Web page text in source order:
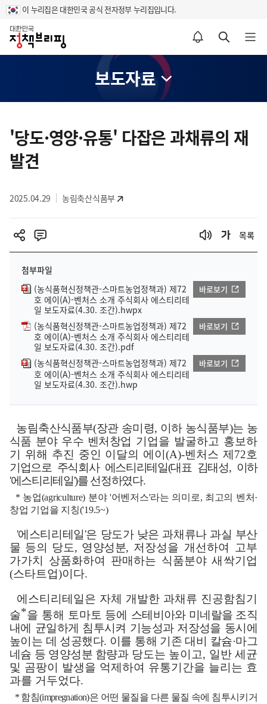
이 누리집은 대한민국 공식 전자정부 누리집입니다.
홈
알림설정 바로가기 검색 바로가기 메뉴 열기
보도자료
텐
영
'당도·영양·유통' 다잡은 과채류의 재
발견
2025.04.29 농림축산식품부
목록
첨부파일
(농식품혁신정책관-스마트농업정책과) 제72
호 에이(A)-벤처스 소개 주식회사 에스티리테
일 보도자료(4.30. 조간).hwpx
바로보기
(농식품혁신정책관-스마트농업정책과) 제72
호 에이(A)-벤처스 소개 주식회사 에스티리테
일 보도자료(4.30. 조간).pdf
바로보기
(농식품혁신정책관-스마트농업정책과) 제72
호 에이(A)-벤처스 소개 주식회사 에스티리테
일 보도자료(4.30. 조간).hwp
바로보기
농림축산식품부(장관 송미령, 이하 농식품부)는 농
식품 분야 우수 벤처창업 기업을 발굴하고 홍보하
기 위해 추진 중인 이달의 에이(A)-벤처스 제72호
기업으로 주식회사 에스티리테일(대표 김태성, 이하
'에스티리테일')를 선정하였다.
* 농업(agriculture) 분야 '어벤저스'라는 의미로, 최고의 벤처·
창업 기업을 지칭('19.5~)
'에스티리테일'은 당도가 낮은 과채류나 과실 부산
물 등의 당도, 영양성분, 저장성을 개선하여 고부
가가치 상품화하여 판매하는 식품분야 새싹기업
(스타트업)이다.
에스티리테일은 자체 개발한 과채류 진공함침기
술*을 통해 토마토 등에 스테비아와 미네랄을 조직
내에 균일하게 침투시켜 기능성과 저장성을 동시에
높이는 데 성공했다. 이를 통해 기존 대비 칼슘·마그
네슘 등 영양성분 함량과 당도는 높이고, 일반 세균
및 곰팡이 발생을 억제하여 유통기간을 늘리는 효
과를 거두었다.
* 함침(impregnation)은 어떤 물질을 다른 물질 속에 침투시키거